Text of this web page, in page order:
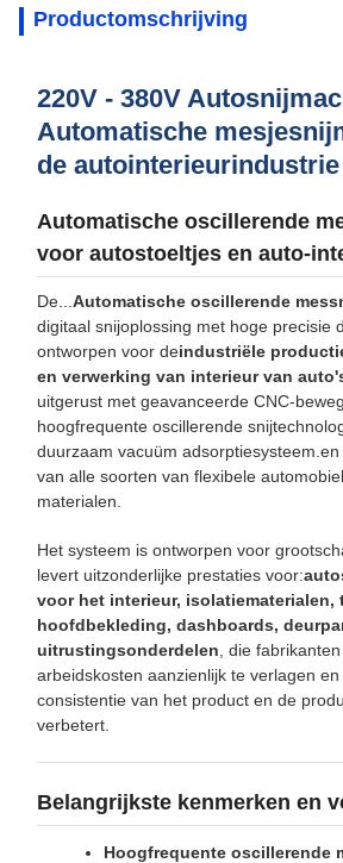
Productomschrijving
220V - 380V
Automatische
de autointerieurindustrie
Automatische oscillerende
voor autostoeltjes en auto-
De... Automatische oscillerende
digitaal snijoplossing met hoge precisie
ontworpen voor deindustriële
en verwerking van interieur van
uitgerust met geavanceerde CNC-
hoogfrequente oscillerende
duurzaam vacuüm
van alle soorten van flexibele
materialen.
Het systeem is ontworpen voor
levert uitzonderlijke prestaties voor:
voor het interieur, isolatiematerialen,
hoofdbekleding, dashboards,
uitrustingsonderdelen , die
arbeidskosten aanzienlijk te verlagen
consistentie van het product en de
verbetert.
Belangrijkste kenmerken en
Hoogfrequente oscillerende